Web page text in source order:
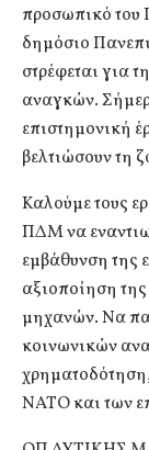
προσωπικό
δημόσιο
στρέφεται για
αναγκών.
επιστημονική
βελτιώσουν τη
Καλούμε τους
ΠΔΜ να
εμβάθυνση της
αξιοποίηση
μηχανών. Να
κοινωνικών
ΝΑΤΟ και των